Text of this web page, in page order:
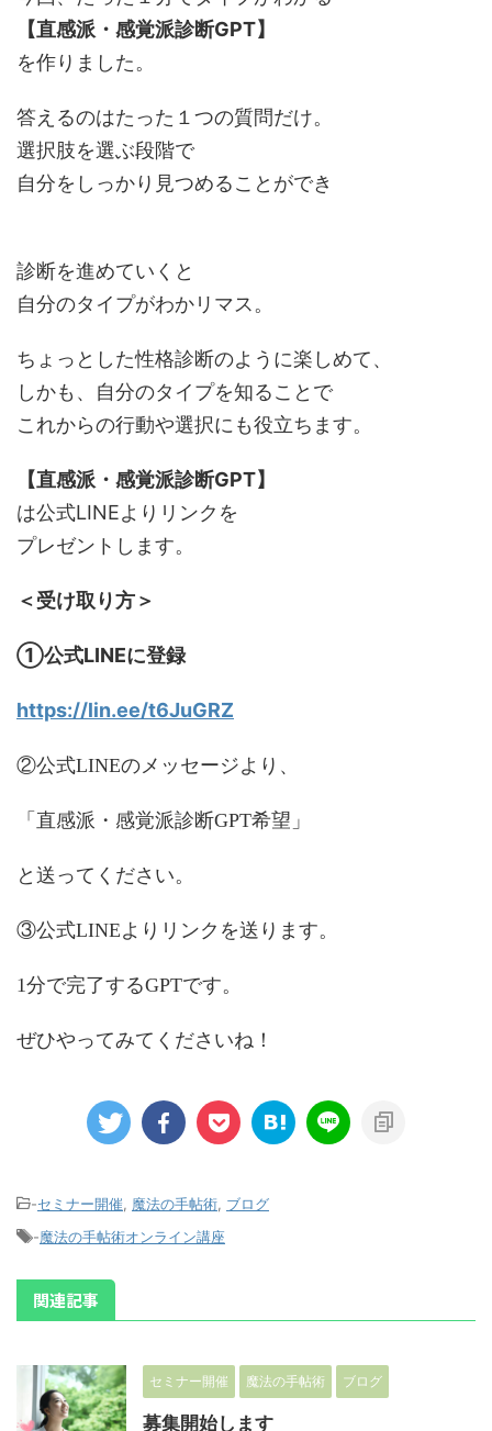
【直感派・感覚派診断GPT】
を作りました。
答えるのはたった１つの質問だけ。
選択肢を選ぶ段階で
自分をしっかり見つめることができ
診断を進めていくと
自分のタイプがわかリマス。
ちょっとした性格診断のように楽しめて、
しかも、自分のタイプを知ることで
これからの行動や選択にも役立ちます。
【直感派・感覚派診断GPT】
は公式LINEよりリンクを
プレゼントします。
＜受け取り方＞
①公式LINEに登録
https://lin.ee/t6JuGRZ
②公式LINEのメッセージより、
「直感派・感覚派診断GPT希望」
と送ってください。
③公式LINEよりリンクを送ります。
1分で完了するGPTです。
ぜひやってみてくださいね！
-セミナー開催 魔法の手帖術 ブログ
-魔法の手帖術オンライン講座
関連記事
セミナー開催 魔法の手帖術 ブログ
募集開始します